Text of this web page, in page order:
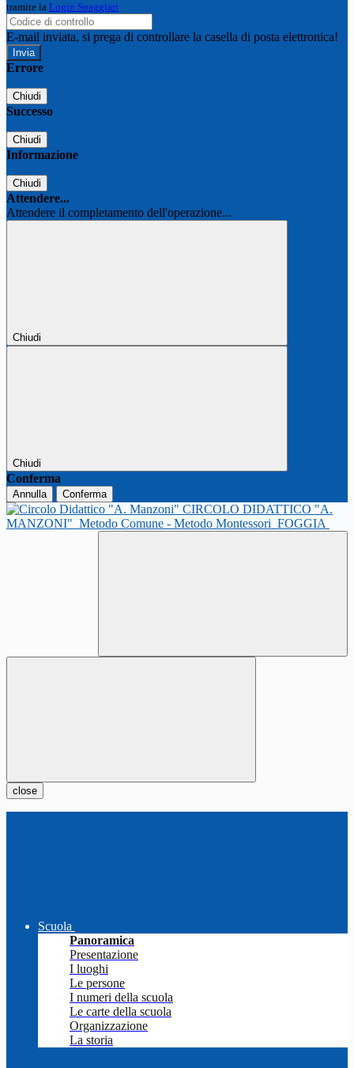
tramite la Login Spaggiari
E-mail inviata, si prega di controllare la casella di posta elettronica!
Errore
Chiudi
Successo
Chiudi
Informazione
Chiudi
Attendere...
Attendere il completamento dell'operazione...
Chiudi
Chiudi
Conferma
Annulla Conferma
CIRCOLO DIDATTICO "A.
MANZONI" Metodo Comune - Metodo Montessori FOGGIA
close
Scuola
Panoramica
Presentazione
I luoghi
Le persone
I numeri della scuola
Le carte della scuola
Organizzazione
La storia